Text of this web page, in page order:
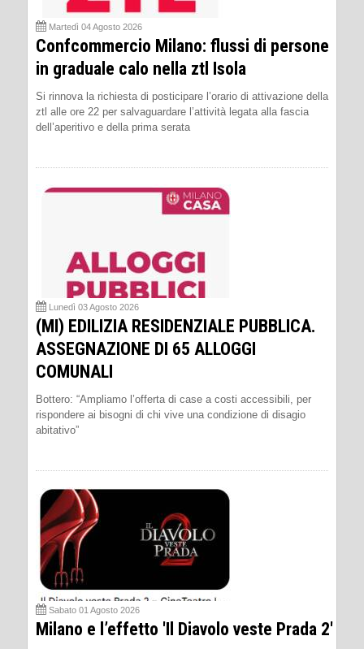
Martedì 04 Agosto 2026
Confcommercio Milano: flussi di persone
in graduale calo nella ztl Isola
Si rinnova la richiesta di posticipare l’orario di attivazione della
ztl alle ore 22 per salvaguardare l’attività legata alla fascia
dell’aperitivo e della prima serata
Lunedì 03 Agosto 2026
(MI) EDILIZIA RESIDENZIALE PUBBLICA.
ASSEGNAZIONE DI 65 ALLOGGI
COMUNALI
Bottero: “Ampliamo l’offerta di case a costi accessibili, per
rispondere ai bisogni di chi vive una condizione di disagio
abitativo”
Sabato 01 Agosto 2026
Milano e l’effetto 'Il Diavolo veste Prada 2'